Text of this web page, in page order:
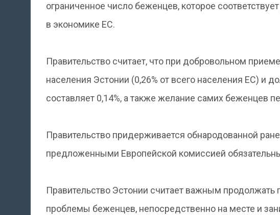
ограниченное число беженцев, которое
в экономике ЕС.
Правительство считает, что при добровольном
населения Эстонии (0,26% от всего населения ЕС) и
составляет 0,14%, а также желание самих беженцев
Правительство придерживается обнародованной
предложенными Европейской комиссией
Правительство Эстонии считает важным продолжать
проблемы беженцев, непосредственно на месте и